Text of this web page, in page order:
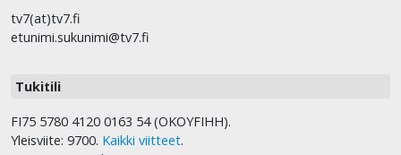
tv7(at)tv7.fi
etunimi.sukunimi@tv7.fi
Tukitili
FI75 5780 4120 0163 54 (OKOYFIHH).
Yleisviite: 9700. Kaikki viitteet.